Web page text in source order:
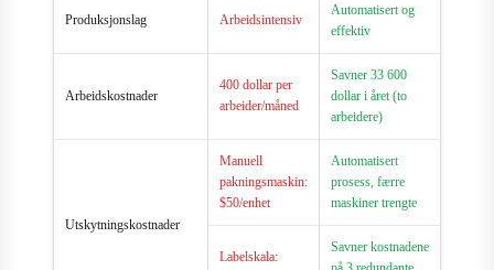
Produksjonslag Arbeidsintensiv
Automatisert og
effektiv
Arbeidskostnader
400 dollar per
arbeider/måned
Savner 33 600
dollar i året (to
arbeidere)
Utskytningskostnader
Manuell
pakningsmaskin:
$50/enhet
Automatisert
prosess, færre
maskiner trengte
Labelskala:
Savner kostnadene